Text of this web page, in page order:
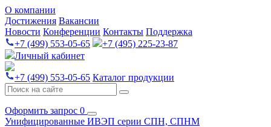
О компании
Достижения Вакансии
Новости Конференции Контакты Поддержка
+7 (499) 553-05-65
+7 (495) 225-23-87
Личный кабинет
+7 (499) 553-05-65 Каталог продукции
Оформить запрос 0
Унифицированные ИВЭП серии СПН, СПНМ